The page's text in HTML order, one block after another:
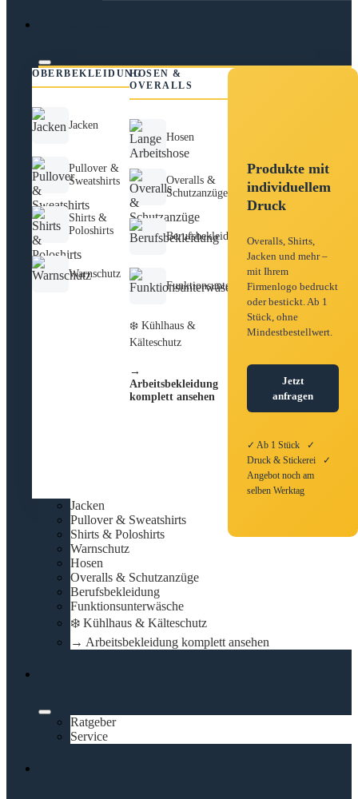
OBERBEKLEIDUNG
Jacken
Pullover &
Sweatshirts
Shirts &
Poloshirts
Warnschutz
HOSEN &
OVERALLS
Hosen
Overalls &
Schutzanzüge
Berufsbekleidung
Funktionsunterwäsche
❄️ Kühlhaus &
Kälteschutz
→
Arbeitsbekleidung
komplett ansehen
Produkte mit
individuellem
Druck
Overalls, Shirts,
Jacken und mehr –
mit Ihrem
Firmenlogo bedruckt
oder bestickt. Ab 1
Stück, ohne
Mindestbestellwert.
Jetzt
anfragen
✓ Ab 1 Stück ✓
Druck & Stickerei ✓
Angebot noch am
selben Werktag
Jacken
Pullover & Sweatshirts
Shirts & Poloshirts
Warnschutz
Hosen
Overalls & Schutzanzüge
Berufsbekleidung
Funktionsunterwäsche
❄️ Kühlhaus & Kälteschutz
→ Arbeitsbekleidung komplett ansehen
Ratgeber
Service